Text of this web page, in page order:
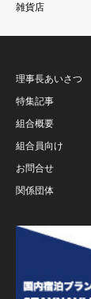
雑貨店
理事長あいさつ
特集記事
組合概要
組合員向け
お問合せ
関係団体